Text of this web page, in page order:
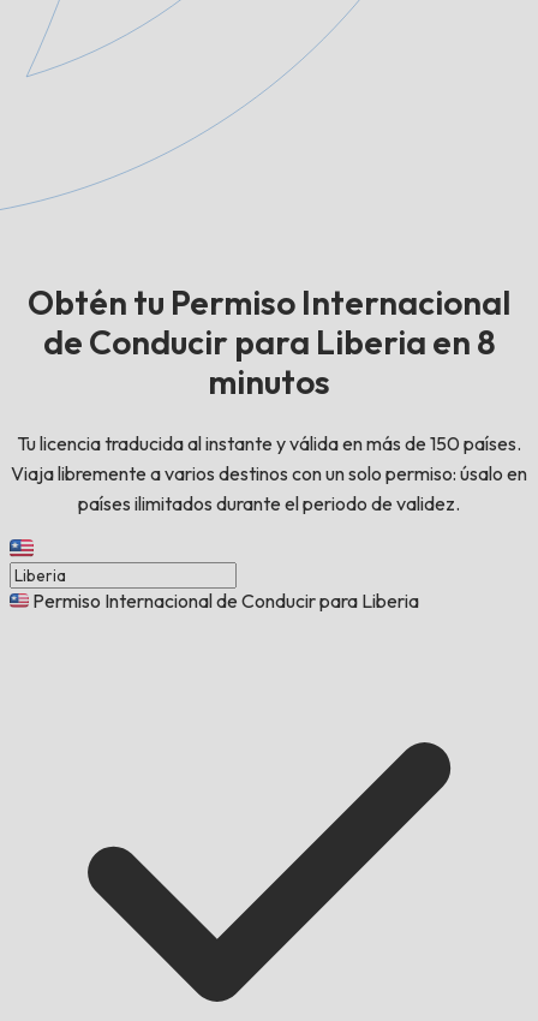
Obtén tu Permiso Internacional
de Conducir para Liberia en 8
minutos
Tu licencia traducida al instante y válida en más de 150 países.
Viaja libremente a varios destinos con un solo permiso: úsalo en
países ilimitados durante el periodo de validez.
Permiso Internacional de Conducir para Liberia